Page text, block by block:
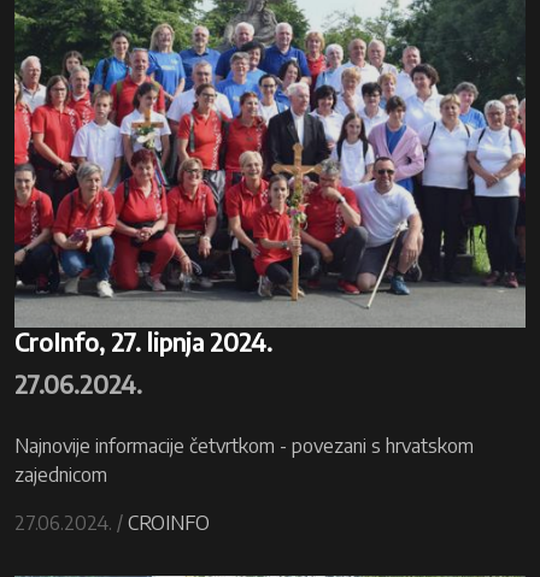
CroInfo, 27. lipnja 2024.
27.06.2024.
Najnovije informacije četvrtkom - povezani s hrvatskom
zajednicom
27.06.2024. / CROINFO